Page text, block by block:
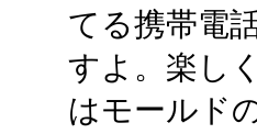
てる携帯電
すよ。楽し
はモールド